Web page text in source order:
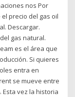
nos Por
precio del gas oil
Descargar.
gas natural.
es el área que
Si quieres
entra en
se mueve entre
Esta vez la historia